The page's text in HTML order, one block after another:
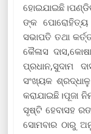
ଙ୍କ ପୋରୋହିତ୍ୟ
ସଭାପତି ତଥା
କୈଳାସ
ପ୍ରଧାନ,ସୁଦାମ
ସଂଖ୍ୟକ
କରାଯାଇଛି।ପୂଜା
ସୃଷ୍ଟି ହେବାସହ
ସୋମବାର ଠାରୁ